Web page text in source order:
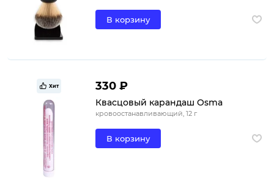
В корзину
Хит 330 ₽
Квасцовый карандаш Osma
кровоостанавливающий, 12 г
В корзину